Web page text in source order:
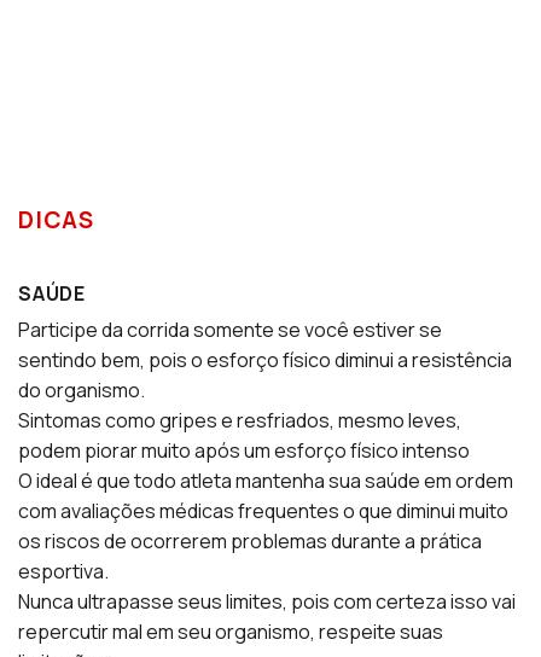
DICAS
SAÚDE
Participe da corrida somente se você estiver se
sentindo bem, pois o esforço físico diminui a resistência
do organismo.
Sintomas como gripes e resfriados, mesmo leves,
podem piorar muito após um esforço físico intenso
O ideal é que todo atleta mantenha sua saúde em ordem
com avaliações médicas frequentes o que diminui muito
os riscos de ocorrerem problemas durante a prática
esportiva.
Nunca ultrapasse seus limites, pois com certeza isso vai
repercutir mal em seu organismo, respeite suas